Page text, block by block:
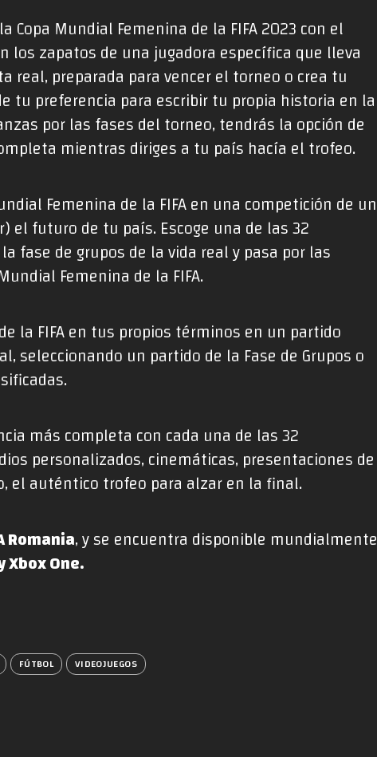
Copa Mundial Femenina de la FIFA 2023 con el
zapatos de una jugadora específica que lleva
real, preparada para vencer el torneo o crea tu
tu preferencia para escribir tu propia historia en la
por las fases del torneo, tendrás la opción de
mientras diriges a tu país hacía el trofeo.
Femenina de la FIFA en una competición de un
el futuro de tu país. Escoge una de las 32
fase de grupos de la vida real y pasa por las
Femenina de la FIFA.
la FIFA en tus propios términos en un partido
un partido de la Fase de Grupos o
más completa con cada una de las 32
personalizados, cinemáticas, presentaciones de
el auténtico trofeo para alzar en la final.
Romania, y se encuentra disponible mundialmente
Xbox One.
FÚTBOL VIDEOJUEGOS